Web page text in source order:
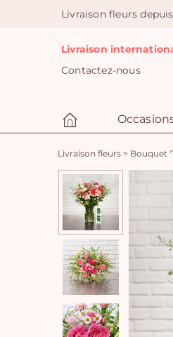
Livraison fleurs
Livraison
Contactez-nous
Livraison fleurs > Bouquet